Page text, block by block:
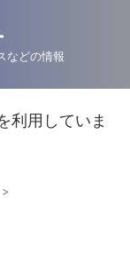
などの情報
利用していま
>